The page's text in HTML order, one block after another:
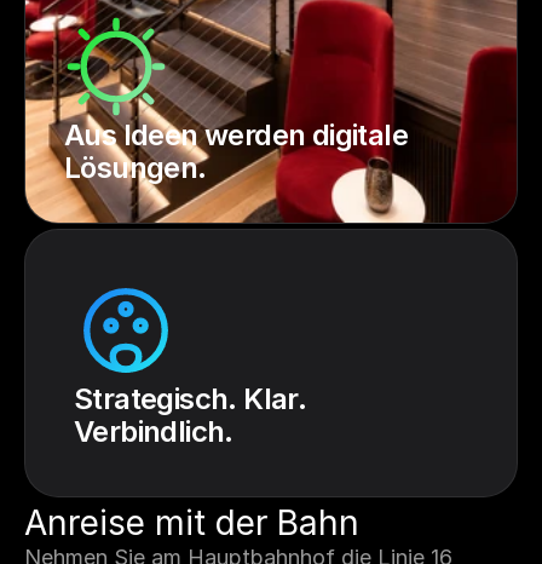
Aus Ideen werden digitale
Lösungen.
Strategisch. Klar.
Verbindlich.
Anreise mit der Bahn
Nehmen Sie am Hauptbahnhof die Linie 16